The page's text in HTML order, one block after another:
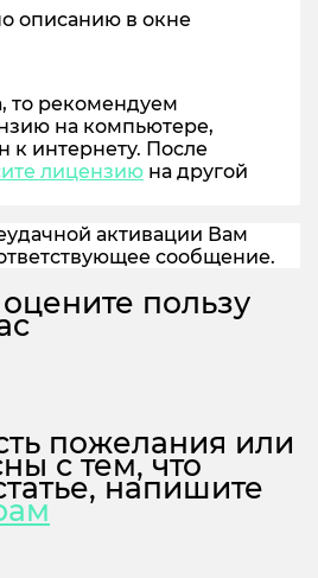
описанию в окне
то рекомендуем
на компьютере,
к интернету. После
лицензию на другой
активации Вам
сообщение.
пользу
пожелания или
с тем, что
напишите